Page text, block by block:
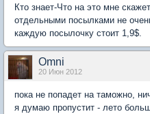
Кто знает-Что на это мне
отдельными посылками не
каждую посылочку стоит 1,9$.
Omni
20 Июн 2012
пока не попадет на таможно,
я думаю пропустит - лето